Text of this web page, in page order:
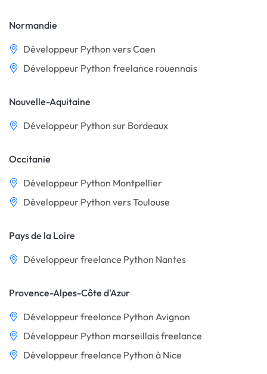
Normandie
Développeur Python vers Caen
Développeur Python freelance rouennais
Nouvelle-Aquitaine
Développeur Python sur Bordeaux
Occitanie
Développeur Python Montpellier
Développeur Python vers Toulouse
Pays de la Loire
Développeur freelance Python Nantes
Provence-Alpes-Côte d'Azur
Développeur freelance Python Avignon
Développeur Python marseillais freelance
Développeur freelance Python à Nice